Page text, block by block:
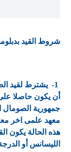
شروط القيد
1- يشترط لقيد
أن يكون حاصلا
جمهورية الصومال
معهد علمى اخر
هذه الحالة يكون
الليسانس أو